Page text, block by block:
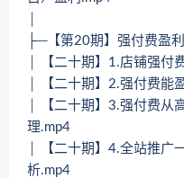
├─【第20期】强付费盈
│ 【二十期】1.店铺强付
│ 【二十期】2.强付费能
│ 【二十期】3.强付费从
理.mp4
│ 【二十期】4.全站推广
析.mp4